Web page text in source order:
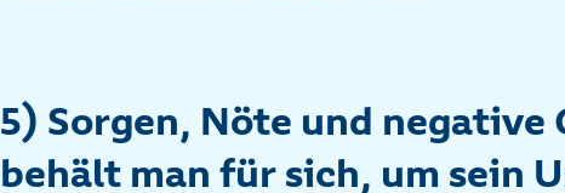
5) Sorgen, Nöte und negative
behält man für sich, um sein